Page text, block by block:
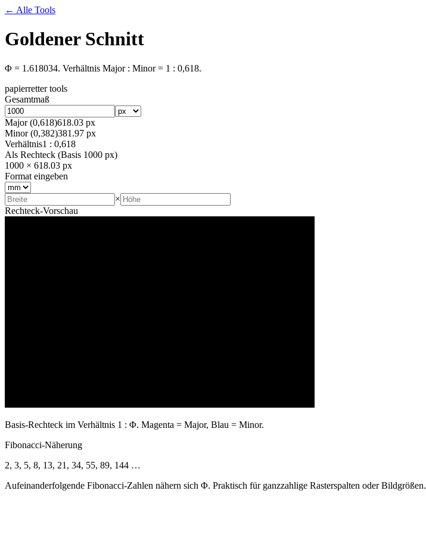
← Alle Tools
Goldener Schnitt
Φ = 1.618034. Verhältnis Major : Minor = 1 : 0,618.
papierretter tools
Gesamtmaß
Major (0,618)618.03 px
Minor (0,382)381.97 px
Verhältnis1 : 0,618
Als Rechteck (Basis 1000 px)
1000 × 618.03 px
Format eingeben
×
Rechteck-Vorschau
Basis-Rechteck im Verhältnis 1 : Φ. Magenta = Major, Blau = Minor.
Fibonacci-Näherung
2, 3, 5, 8, 13, 21, 34, 55, 89, 144 …
Aufeinanderfolgende Fibonacci-Zahlen nähern sich Φ. Praktisch für ganzzahlige Rasterspalten oder Bildgrößen.